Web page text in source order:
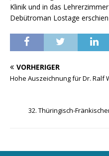
Klinik und in das
Debütroman Lostage
VORHERIGER
Hohe Auszeichnung für Dr. Ralf
32. Thüringisch-